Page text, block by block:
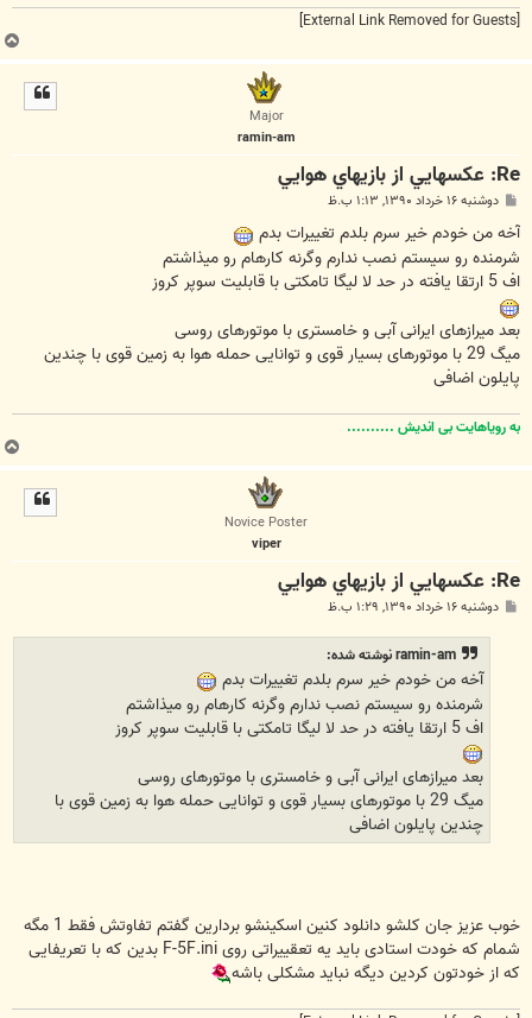
ب
ا
Major
ramin-am
Re: عکسهايي از بازيهاي هوايي
پ
ت
دوشنبه ۱۶ خرداد ۱۳۹۰, ۱:۱۳ ب.ظ
آخه من خودم خیر سرم بلدم تغییرات بدم
شرمنده رو سیستم نصب ندارم وگرنه کارهام رو میذاشتم
اف 5 ارتقا یافته در حد لا لیگا تامکتی با قابلیت سوپر کروز
بعد میرازهای ایرانی آبی و خامستری با موتورهای روسی
میگ 29 با موتورهای بسیار قوی و توانایی حمله هوا به زمین قوی با چندین
پایلون اضافی
به رویاهایت بی اندیش ..........
ب
ا
Novice Poster
viper
Re: عکسهايي از بازيهاي هوايي
پ دوشنبه ۱۶ خرداد ۱۳۹۰, ۱:۲۹ ب.ظ
ramin-am نوشته شده:
آخه من خودم خیر سرم بلدم تغییرات بدم
شرمنده رو سیستم نصب ندارم وگرنه کارهام رو میذاشتم
اف 5 ارتقا یافته در حد لا لیگا تامکتی با قابلیت سوپر کروز
بعد میرازهای ایرانی آبی و خامستری با موتورهای روسی
میگ 29 با موتورهای بسیار قوی و توانایی حمله هوا به زمین قوی با
چندین پایلون اضافی
خوب عزیز جان کلشو دانلود کنین اسکینشو بردارین گفتم تفاوتش فقط 1 مگه
شمام که خودت استادی باید یه تعقییراتی روی F-5F.ini بدین که با تعریفایی
که از خودتون کردین دیگه نباید مشکلی باشه